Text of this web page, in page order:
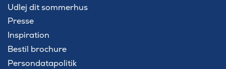
Udlej dit sommerhus
Presse
Inspiration
Bestil brochure
Persondatapolitik